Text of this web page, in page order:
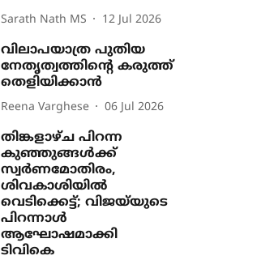
Sarath Nath MS 12 Jul 2026
വിലാപയാത്ര പുതിയ
നേതൃത്വത്തിന്‍റെ കരുത്ത്
തെളിയിക്കാൻ
Reena Varghese 06 Jul 2026
തിങ്കളാഴ്ച പിറന്ന
കുഞ്ഞുങ്ങൾക്ക്
സ്വർണമോതിരം,
ശിവകാശിയിൽ
വെടിക്കെട്ട്; വിജയ്‌യുടെ
പിറന്നാൾ
ആഘോഷമാക്കി
ടിവികെ